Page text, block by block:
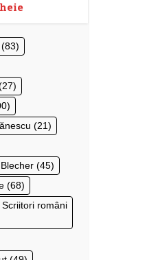
(83)
(21)
(45)
(68)
români